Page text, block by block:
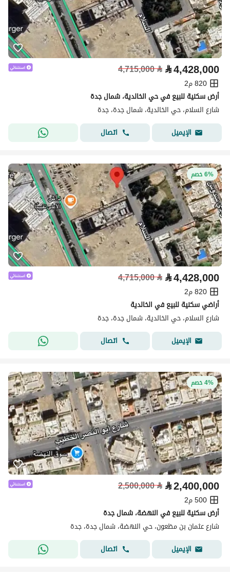
⃁4,428,000
⃁
4,715,000
820 م2
أرض سكنية للبيع في حي الخالدية، شمال جدة
شارع السلام، حي الخالدية، شمال جدة، جدة
الإيميل
اتصال
6% خصم
⃁4,428,000
⃁
4,715,000
820 م2
أراضي سكنية للبيع في الخالدية
شارع السلام، حي الخالدية، شمال جدة، جدة
الإيميل
اتصال
4% خصم
⃁2,400,000
⃁
2,500,000
500 م2
أرض سكنية للبيع في النهضة، شمال جدة
شارع عثمان بن مظعون، حي النهضة، شمال جدة، جدة
الإيميل
اتصال